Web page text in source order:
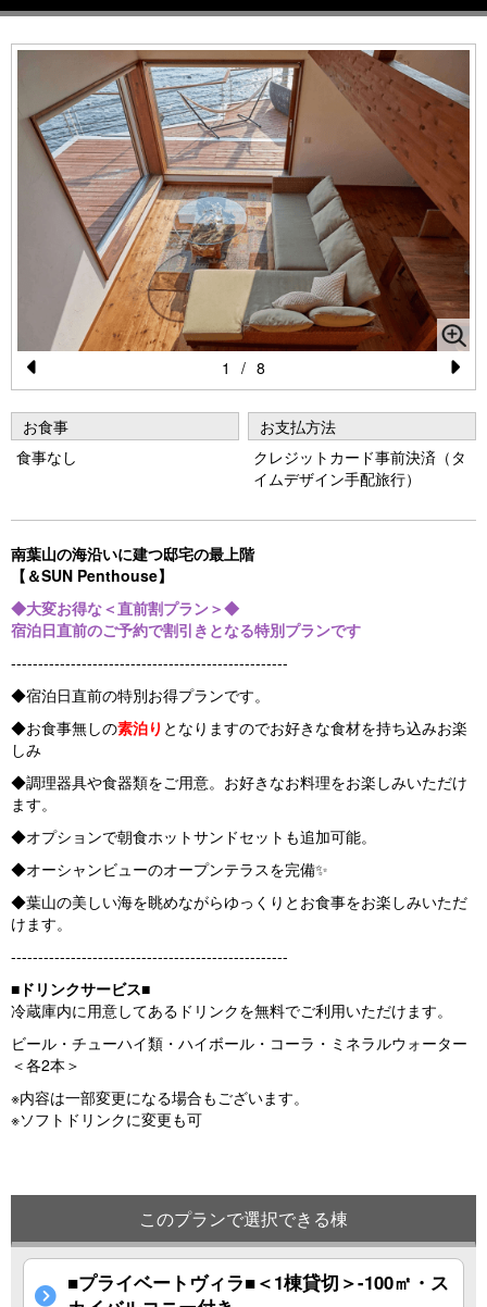
Pr
e
vi
u
s
N
xt
1 / 8
お食事
食事なし
お支払方法
クレジットカード事前決済（タ
イムデザイン手配旅行）
南葉山の海沿いに建つ邸宅の最上階
【＆SUN Penthouse】
◆大変お得な​​​​＜直前割プラン＞◆
宿泊日直前のご予約で割引きとなる特別プランです
---------------------------------------------------
◆宿泊日直前の特別お得プランです。
◆お食事無しの素泊り となりますのでお好きな食材を持ち込みお楽
しみ
◆調理器具や食器類をご用意。お好きなお料理をお楽しみいただけ
ます。
◆オプションで朝食ホットサンドセットも追加可能。
◆オーシャンビューのオープンテラスを完備✨
◆葉山の美しい海を眺めながらゆっくりとお食事をお楽しみいただ
けます。
---------------------------------------------------
■ドリンクサービス■
冷蔵庫内に用意してあるドリンクを無料でご利用いただけます。
ビール・チューハイ類・ハイボール・コーラ・ミネラルウォーター
＜各2本＞
※内容は一部変更になる場合もございます。
※ソフトドリンクに変更も可
このプランで選択できる棟
■プライベートヴィラ■＜1棟貸切＞-100㎡・ス